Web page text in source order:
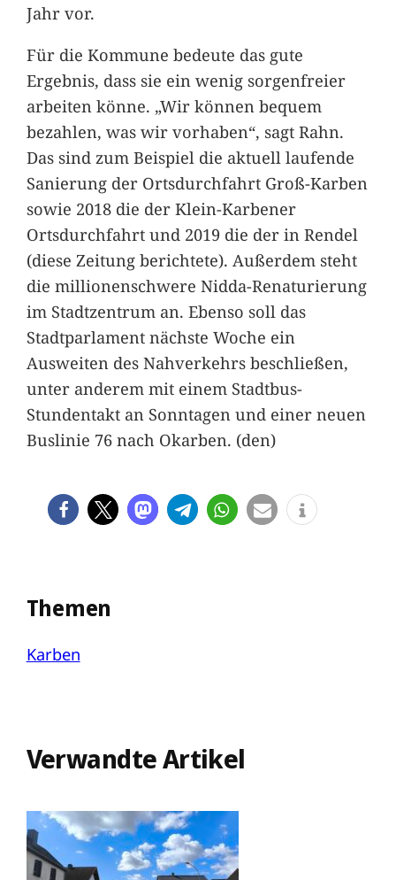
Jahr vor.
Für die Kommune bedeute das gute
Ergebnis, dass sie ein wenig sorgenfreier
arbeiten könne. „Wir können bequem
bezahlen, was wir vorhaben“, sagt Rahn.
Das sind zum Beispiel die aktuell laufende
Sanierung der Ortsdurchfahrt Groß-Karben
sowie 2018 die der Klein-Karbener
Ortsdurchfahrt und 2019 die der in Rendel
(diese Zeitung berichtete). Außerdem steht
die millionenschwere Nidda-Renaturierung
im Stadtzentrum an. Ebenso soll das
Stadtparlament nächste Woche ein
Ausweiten des Nahverkehrs beschließen,
unter anderem mit einem Stadtbus-
Stundentakt an Sonntagen und einer neuen
Buslinie 76 nach Okarben. (den)
Themen
Karben
Verwandte Artikel